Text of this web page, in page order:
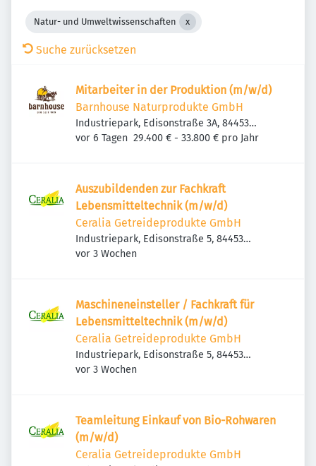
Natur- und Umweltwissenschaften
Suche zurücksetzen
Mitarbeiter in der Produktion (m/w/d)
Barnhouse Naturprodukte GmbH
Industriepark, Edisonstraße 3A, 84453
Mühldorf am Inn, Deutschland
Veröffentlicht:
vor 6 Tagen 29.400 € - 33.800 € pro Jahr
Auszubildenden zur Fachkraft
Lebensmitteltechnik (m/w/d)
Ceralia Getreideprodukte GmbH
Industriepark, Edisonstraße 5, 84453
Mühldorf am Inn, Deutschland
Veröffentlicht
vor 3 Wochen
Maschineneinsteller / Fachkraft für
Lebensmitteltechnik (m/w/d)
Ceralia Getreideprodukte GmbH
Industriepark, Edisonstraße 5, 84453
Mühldorf am Inn, Deutschland
Veröffentlicht
vor 3 Wochen
Teamleitung Einkauf von Bio-Rohwaren
(m/w/d)
Ceralia Getreideprodukte GmbH